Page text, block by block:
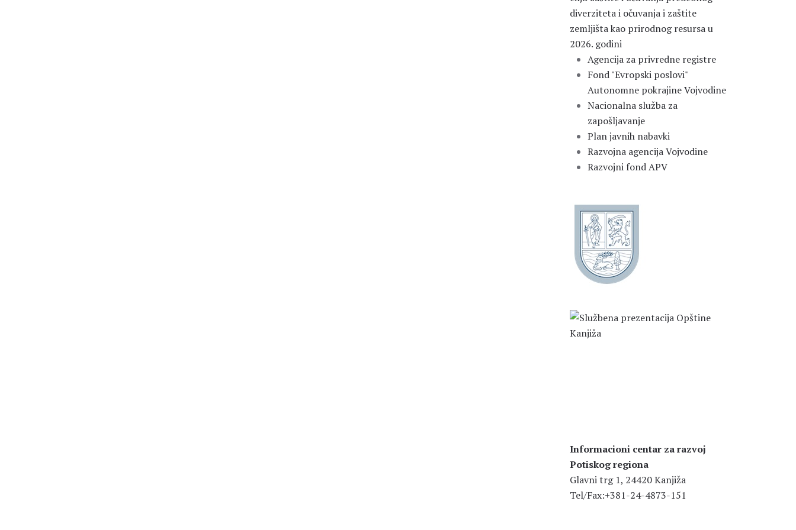
diverziteta i očuvanja i zaštite
zemljišta kao prirodnog resursa u
2026. godini
Agencija za privredne registre
Fond "Evropski poslovi"
Autonomne pokrajine Vojvodine
Nacionalna služba za
zapošljavanje
Plan javnih nabavki
Razvojna agencija Vojvodine
Razvojni fond APV
Informacioni centar za razvoj
Potiskog regiona
Glavni trg 1, 24420 Kanjiža
Tel/Fax:+381-24-4873-151